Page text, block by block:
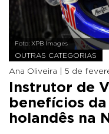
Foto: XPB Images
OUTRAS CATEGORIAS
Ana Oliveira | 5 de
Instrutor de
benefícios
holandês na